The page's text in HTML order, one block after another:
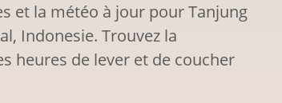
et la météo à jour pour Tanjung
Indonesie. Trouvez la
heures de lever et de coucher